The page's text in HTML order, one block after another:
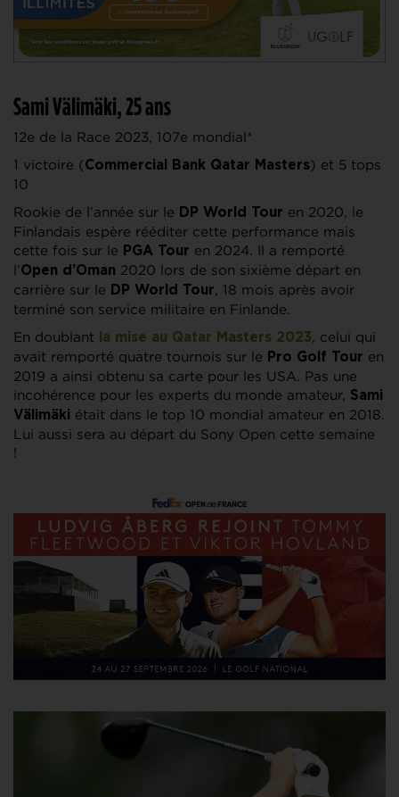
Sami Välimäki, 25 ans
12e de la Race 2023, 107e mondial*
1 victoire (Commercial Bank Qatar Masters) et 5 tops
10
Rookie de l’année sur le DP World Tour en 2020, le
Finlandais espère rééditer cette performance mais
cette fois sur le PGA Tour en 2024. Il a remporté
l’Open d’Oman 2020 lors de son sixième départ en
carrière sur le DP World Tour, 18 mois après avoir
terminé son service militaire en Finlande.
En doublant
la mise au Qatar Masters 2023, celui qui
avait remporté quatre tournois sur le Pro Golf Tour en
2019 a ainsi obtenu sa carte pour les USA. Pas une
incohérence pour les experts du monde amateur, Sami
Välimäki était dans le top 10 mondial amateur en 2018.
Lui aussi sera au départ du Sony Open cette semaine
!